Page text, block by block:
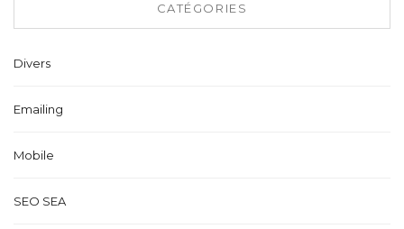
CATÉGORIES
Divers
Emailing
Mobile
SEO SEA